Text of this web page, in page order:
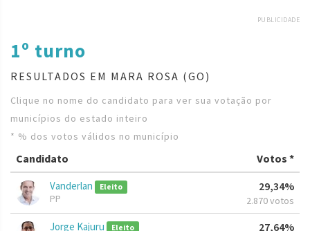
PUBLICIDADE
1º turno
RESULTADOS EM MARA ROSA (GO)
Clique no nome do candidato para ver sua votação por
municípios do estado inteiro
* % dos votos válidos no município
Candidato Votos *
Vanderlan Eleito
PP
29,34%
2.870 votos
Jorge Kajuru Eleito 27,64%